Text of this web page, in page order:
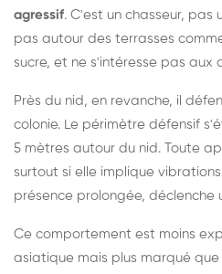
agressif. C'est un chasseur, pas
pas autour des terrasses
sucre, et ne s'intéresse pas aux
Près du nid, en revanche, il
colonie. Le périmètre défensif
5 mètres autour du nid. Toute
surtout si elle implique
présence prolongée, déclenche
Ce comportement est moins
asiatique mais plus marqué